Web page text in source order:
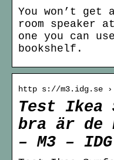
You won’t get
room speaker
one you can
bookshelf.
http s://m3.idg.se ›
Test Ikea
bra är de
– M3 – IDG